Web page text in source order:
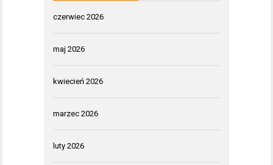
czerwiec 2026
maj 2026
kwiecień 2026
marzec 2026
luty 2026